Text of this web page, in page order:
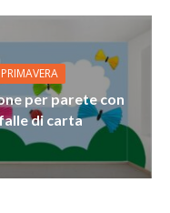
PRIMAVERA
per parete con
di carta